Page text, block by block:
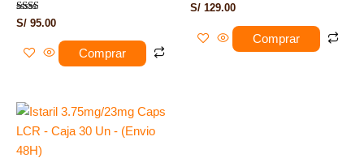
Valorado
con
de 5
S/ 95.00
Comprar
S/ 129.00
Comprar